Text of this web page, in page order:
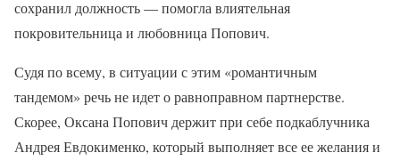
сохранил должность — помогла влиятельная
покровительница и любовница Попович.
Судя по всему, в ситуации с этим «романтичным
тандемом» речь не идет о равноправном партнерстве.
Скорее, Оксана Попович держит при себе подкаблучника
Андрея Евдокименко, который выполняет все ее желания и